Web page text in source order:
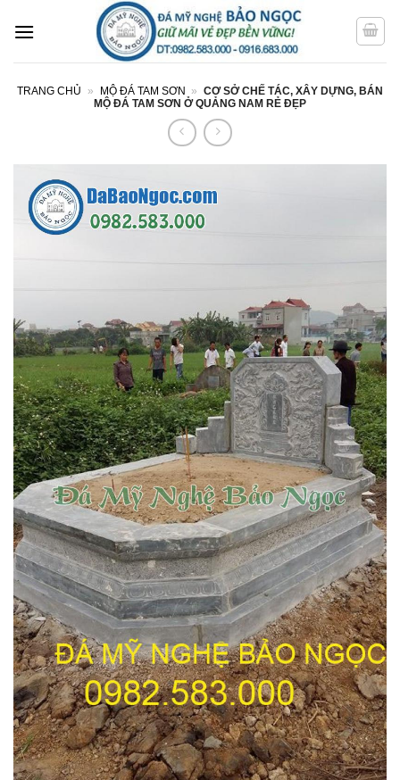
qua
TRANG CHỦ » MỘ ĐÁ TAM SƠN » CƠ SỞ CHẾ TÁC, XÂY DỰNG, BÁN
MỘ ĐÁ TAM SƠN Ở QUẢNG NAM RẺ ĐẸP